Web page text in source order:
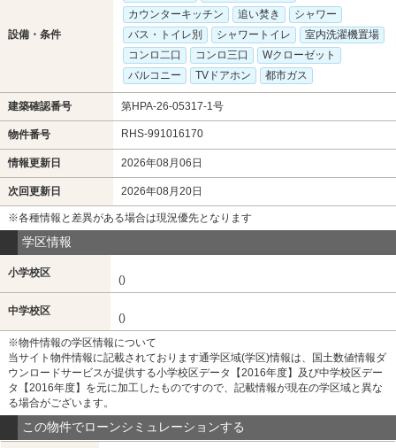
設備・条件
カウンターキッチン
追い焚き
シャワー
バス・トイレ別
シャワートイレ
室内洗濯機置場
コンロ二口
コンロ三口
Wクローゼット
バルコニー
TVドアホン 都市ガス
建築確認番号 第HPA-26-05317-1号
物件番号 RHS-991016170
情報更新日 2026年08月06日
次回更新日 2026年08月20日
※各種情報と差異がある場合は現況優先となります
学区情報
小学校区
()
中学校区
()
※物件情報の学区情報について
当サイト物件情報に記載されております通学区域(学区)情報は、国土数値情報ダ
ウンロードサービスが提供する小学校区データ【2016年度】及び中学校区デー
タ【2016年度】を元に加工したものですので、記載情報が現在の学区域と異な
る場合がございます。
この物件でローンシミュレーションする